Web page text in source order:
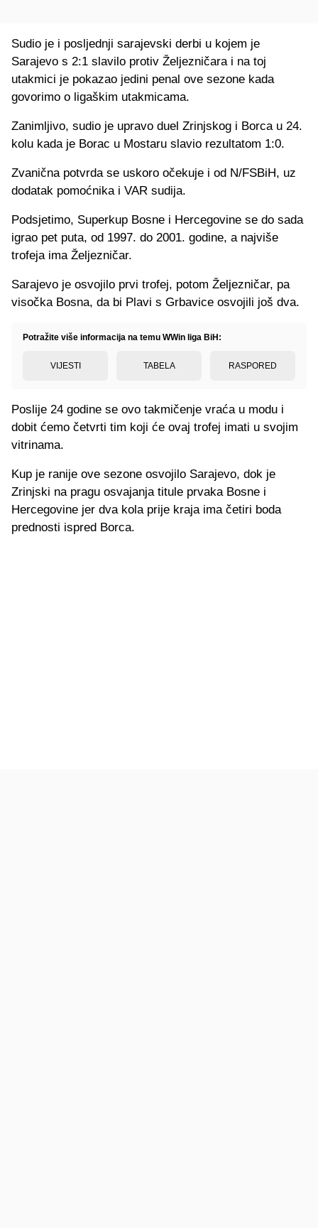
Sudio je i posljednji sarajevski derbi u kojem je
Sarajevo s 2:1 slavilo protiv Željezničara i na toj
utakmici je pokazao jedini penal ove sezone kada
govorimo o ligaškim utakmicama.
Zanimljivo, sudio je upravo duel Zrinjskog i Borca u 24.
kolu kada je Borac u Mostaru slavio rezultatom 1:0.
Zvanična potvrda se uskoro očekuje i od N/FSBiH, uz
dodatak pomoćnika i VAR sudija.
Podsjetimo, Superkup Bosne i Hercegovine se do sada
igrao pet puta, od 1997. do 2001. godine, a najviše
trofeja ima Željezničar.
Sarajevo je osvojilo prvi trofej, potom Željezničar, pa
visočka Bosna, da bi Plavi s Grbavice osvojili još dva.
Potražite više informacija na temu WWin liga BiH:
VIJESTI TABELA RASPORED
Poslije 24 godine se ovo takmičenje vraća u modu i
dobit ćemo četvrti tim koji će ovaj trofej imati u svojim
vitrinama.
Kup je ranije ove sezone osvojilo Sarajevo, dok je
Zrinjski na pragu osvajanja titule prvaka Bosne i
Hercegovine jer dva kola prije kraja ima četiri boda
prednosti ispred Borca.